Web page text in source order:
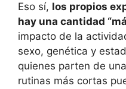
Eso sí, los propios
hay una cantidad
impacto de la
sexo, genética y
quienes parten de
rutinas más cortas